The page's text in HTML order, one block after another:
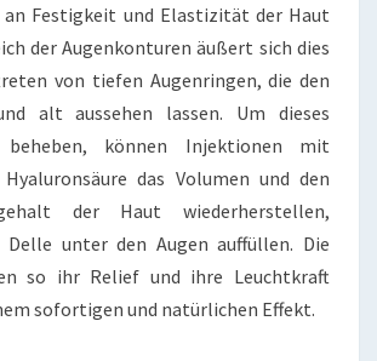
an Festigkeit und Elastizität der Haut
der Augenkonturen äußert sich dies
von tiefen Augenringen, die den
alt aussehen lassen. Um dieses
können Injektionen mit
das Volumen und den
der Haut wiederherstellen,
unter den Augen auffüllen. Die
so ihr Relief und ihre Leuchtkraft
sofortigen und natürlichen Effekt.